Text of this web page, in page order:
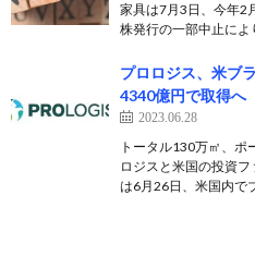
家具は7月3日、今年2
株発行の一部中止に
プロロジス、米ブ
4340億円で取得へ
2023.06.28
トータル130万㎡、ポ
ロジスと米国の投資
は6月26日、米国内で